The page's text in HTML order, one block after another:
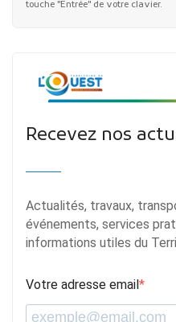
touche "Entrée" de votre clavier.
Recevez nos
Actualités, travaux,
événements, services
informations utiles du
Votre adresse email